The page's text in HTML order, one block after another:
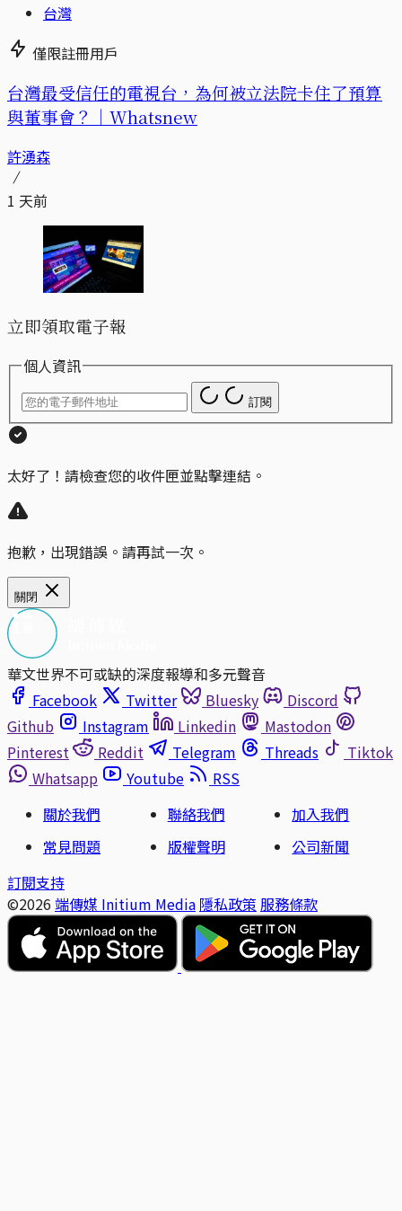
台灣
僅限註冊用戶
台灣最受信任的電視台，為何被立法院卡住了預算
與董事會？｜Whatsnew
許湧森
1 天前
立即領取電子報
個人資訊
訂閱
太好了！請檢查您的收件匣並點擊連結。
抱歉，出現錯誤。請再試一次。
關閉
華文世界不可或缺的深度報導和多元聲音
Facebook
Twitter Bluesky
Discord
Github
Instagram Linkedin
Mastodon
Pinterest
Reddit Telegram Threads
Tiktok
Whatsapp
Youtube
RSS
關於我們
聯絡我們
加入我們
常見問題
版權聲明
公司新聞
訂閱支持
©2026 端傳媒 Initium Media 隱私政策 服務條款